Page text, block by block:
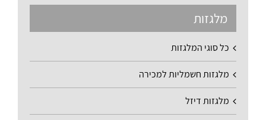
מלגזות
כל סוגי המלגזות
מלגזות חשמליות למכירה
מלגזות דיזל